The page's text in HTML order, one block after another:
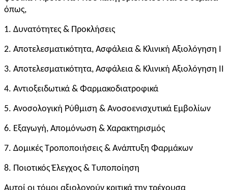
όπως,
1. Δυνατότητες & Προκλήσεις
2. Αποτελεσματικότητα, Ασφάλεια & Κλινική Αξιολόγηση I
3. Αποτελεσματικότητα, Ασφάλεια & Κλινική Αξιολόγηση II
4. Αντιοξειδωτικά & Φαρμακοδιατροφικά
5. Ανοσολογική Ρύθμιση & Ανοσοενισχυτικά Εμβολίων
6. Εξαγωγή, Απομόνωση & Χαρακτηρισμός
7. Δομικές Τροποποιήσεις & Ανάπτυξη Φαρμάκων
8. Ποιοτικός Έλεγχος & Τυποποίηση